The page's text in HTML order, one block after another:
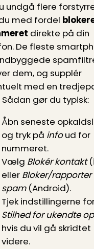
undgå flere
med fordel
direkte på din
De fleste
dem, og supplér
med en
Sådan gør du typisk:
Åbn seneste
og tryk på infoud for
nummeret.
Vælg Blokér kontakt
eller Bloker/rapporter
spam(Android).
Tjek indstillingerne
Stilhed for ukendte
hvis du vil gå skridtet
videre.